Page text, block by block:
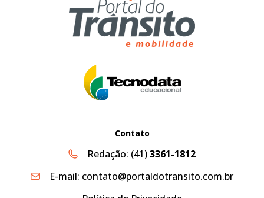
Contato
Redação: (41)3361-1812
E-mail: contato@portaldotransito.com.br